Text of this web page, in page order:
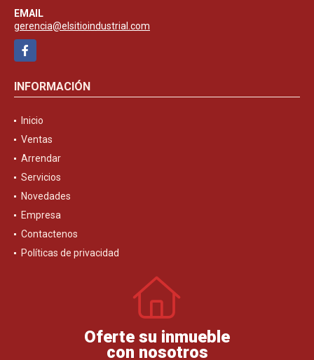
EMAIL
gerencia@elsitioindustrial.com
Facebook
INFORMACIÓN
Inicio
Ventas
Arrendar
Servicios
Novedades
Empresa
Contactenos
Políticas de privacidad
Oferte su inmueble
con nosotros